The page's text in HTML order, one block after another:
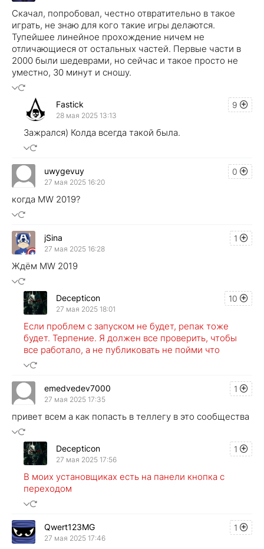
Скачал, попробовал, честно отвратительно в такое
играть, не знаю для кого такие игры делаются.
Тупейшее линейное прохождение ничем не
отличающиеся от остальных частей. Первые части в
2000 были шедеврами, но сейчас и такое просто не
уместно, 30 минут и сношу.
9
Fastick
28 мая 2025 13:13
Зажрался) Колда всегда такой была.
0
uwygevuy
27 мая 2025 16:20
когда MW 2019?
1
jSina
27 мая 2025 16:28
Ждём MW 2019
10
Decepticon
27 мая 2025 18:01
Если проблем с запуском не будет, репак тоже
будет. Терпение. Я должен все проверить, чтобы
все работало, а не публиковать не пойми что
1
emedvedev7000
27 мая 2025 17:35
привет всем а как попасть в теллегу в это сообщества
1
Decepticon
27 мая 2025 17:56
В моих установщиках есть на панели кнопка с
переходом
1
Qwert123MG
27 мая 2025 17:46